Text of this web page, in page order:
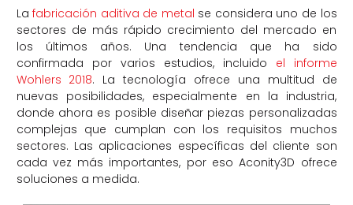
Lafabricación aditiva de metal se considera uno de los
sectores de más rápido crecimiento del mercado en
los últimos años. Una tendencia que ha sido
confirmada por varios estudios, incluido el informe
Wohlers 2018. La tecnología ofrece una multitud de
nuevas posibilidades, especialmente en la industria,
donde ahora es posible diseñar piezas personalizadas
complejas que cumplan con los requisitos muchos
sectores. Las aplicaciones específicas del cliente son
cada vez más importantes, por eso Aconity3D ofrece
soluciones a medida.